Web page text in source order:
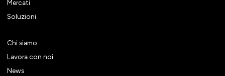
Mercati
Soluzioni
Chi siamo
Lavora con noi
News